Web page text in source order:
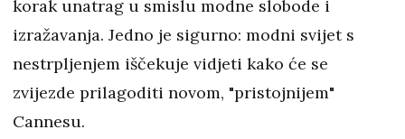
korak unatrag u smislu modne slobode i
izražavanja. Jedno je sigurno: modni svijet s
nestrpljenjem iščekuje vidjeti kako će se
zvijezde prilagoditi novom, "pristojnijem"
Cannesu.